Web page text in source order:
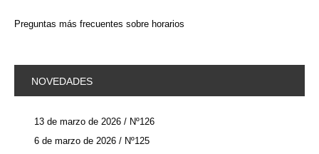
Preguntas más frecuentes sobre horarios
NOVEDADES
13 de marzo de 2026 / Nº126
6 de marzo de 2026 / Nº125